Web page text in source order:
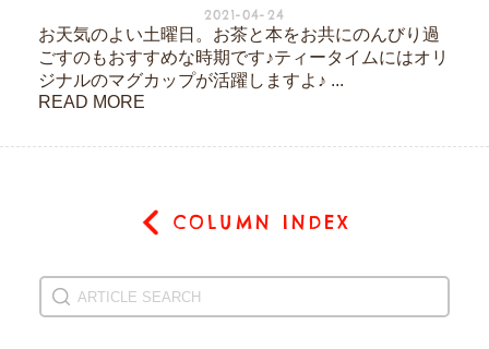
2021-04-24
お天気のよい土曜日。お茶と本をお共にのんびり過
ごすのもおすすめな時期です♪ティータイムにはオリ
ジナルのマグカップが活躍しますよ♪ ...
READ MORE
COLUMN INDEX